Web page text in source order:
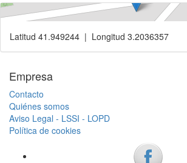
Latitud 41.949244 | Longitud 3.2036357
Empresa
Contacto
Quiénes somos
Aviso Legal - LSSI - LOPD
Política de cookies